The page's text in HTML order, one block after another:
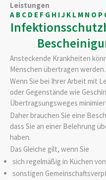
Leistungen
A B C D E F G H IJ K L M N O P
Ansteckende Krankheiten
Menschen übertragen werden.
Wenn Sie bei Ihrer Arbeit mit
oder Gegenstände wie
Übertragsungsweges
Daher brauchen Sie eine
dass Sie an einer Belehrung
haben.
Das Gleiche gilt, wenn Sie
sich regelmäßig in Küchen
sonstigen